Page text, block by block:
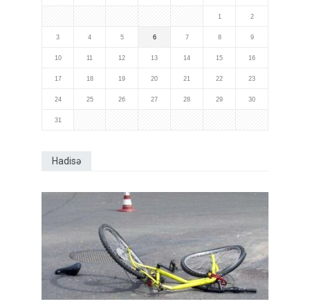
1 2
3 4 5 6 7 8 9
10 11 12 13 14 15 16
17 18 19 20 21 22 23
24 25 26 27 28 29 30
31
Hadisə